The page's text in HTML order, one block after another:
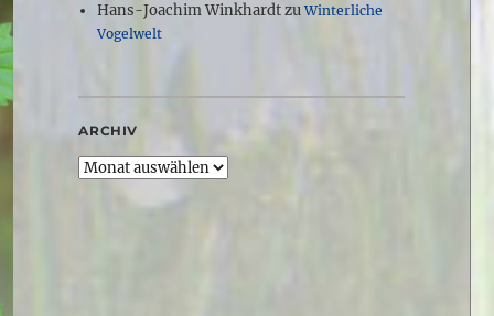
Hans-Joachim WinkhardtzuWinterliche
Vogelwelt
ARCHIV
Archiv